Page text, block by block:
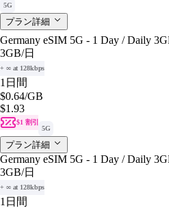
5G
プラン詳細
Germany eSIM 5G - 1 Day / Daily
3GB/日
+ ∞ at 128kbps
1日間
$0.64/GB
$1.93
$1 割引
5G
プラン詳細
Germany eSIM 5G - 1 Day / Daily
3GB/日
+ ∞ at 128kbps
1日間